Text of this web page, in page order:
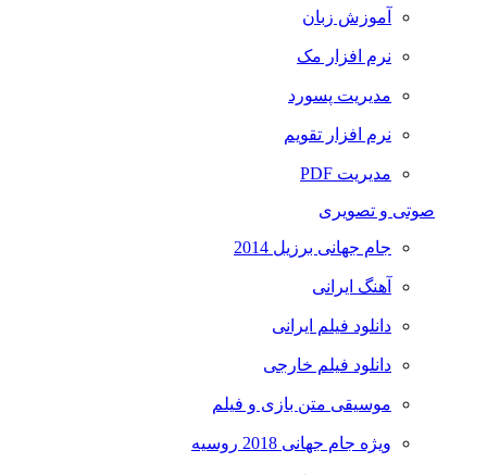
آموزش زبان
نرم افزار مک
مدیریت پسورد
نرم افزار تقویم
مدیریت PDF
صوتی و تصویری
جام جهانی برزیل 2014
آهنگ ایرانی
دانلود فیلم ایرانی
دانلود فیلم خارجی
موسیقی متن بازی و فیلم
ویژه جام جهانی 2018 روسیه